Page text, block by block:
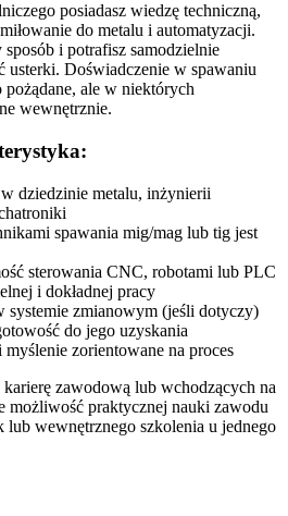
posiadasz wiedzę techniczną,
do metalu i automatyzacji.
i potrafisz samodzielnie
usterki. Doświadczenie w spawaniu
ale w niektórych
wewnętrznie.
dziedzinie metalu, inżynierii
spawania mig/mag lub tig jest
sterowania CNC, robotami lub PLC
i dokładnej pracy
systemie zmianowym (jeśli dotyczy)
do jego uzyskania
zorientowane na proces
zawodową lub wchodzących na
możliwość praktycznej nauki zawodu
lub wewnętrznego szkolenia u jednego